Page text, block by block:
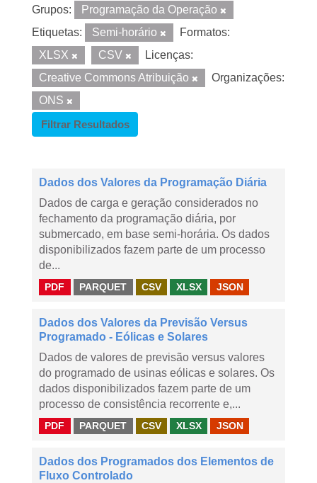
Grupos:
Programação da Operação
Etiquetas:
Semi-horário
Formatos:
XLSX
CSV
Licenças:
Creative Commons Atribuição
Organizações:
ONS
Filtrar Resultados
Dados dos Valores da Programação Diária
Dados de carga e geração considerados no
fechamento da programação diária, por
submercado, em base semi-horária. Os dados
disponibilizados fazem parte de um processo
de...
PDF PARQUET CSV XLSX JSON
Dados dos Valores da Previsão Versus
Programado - Eólicas e Solares
Dados de valores de previsão versus valores
do programado de usinas eólicas e solares. Os
dados disponibilizados fazem parte de um
processo de consistência recorrente e,...
PDF PARQUET CSV XLSX JSON
Dados dos Programados dos Elementos de
Fluxo Controlado